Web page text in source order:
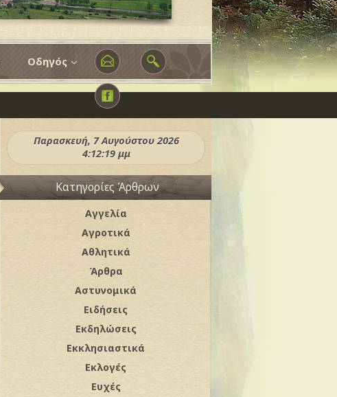
Οδηγός
Παρασκευή, 7 Αυγούστου 2026
4:12:21 μμ
Κατηγορίες Άρθρων
Αγγελία
Αγροτικά
Αθλητικά
Άρθρα
Αστυνομικά
Ειδήσεις
Εκδηλώσεις
Εκκλησιαστικά
Εκλογές
Ευχές